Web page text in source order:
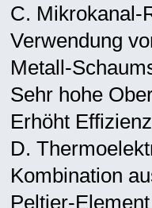
C.
Verwendung
Sehr hohe
Erhöht
D.
Kombination